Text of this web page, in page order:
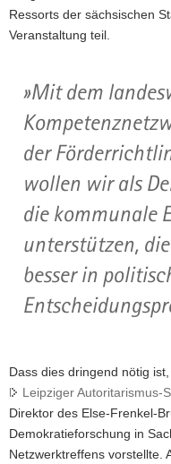
o
n
Ressorts der sächsischen
Veranstaltung teil.
Mit dem
der
wollen wir als
die kommunale
unterstützen,
besser in
Dass dies dringend nötig
Leipziger Autoritarismus-
Direktor des Else-Frenkel-
Demokratieforschung in
Netzwerktreffens vorstellte.